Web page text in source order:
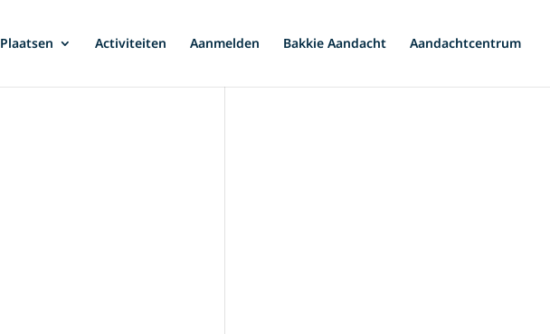
Plaatsen Activiteiten Aanmelden Bakkie Aandacht Aandachtcentrum